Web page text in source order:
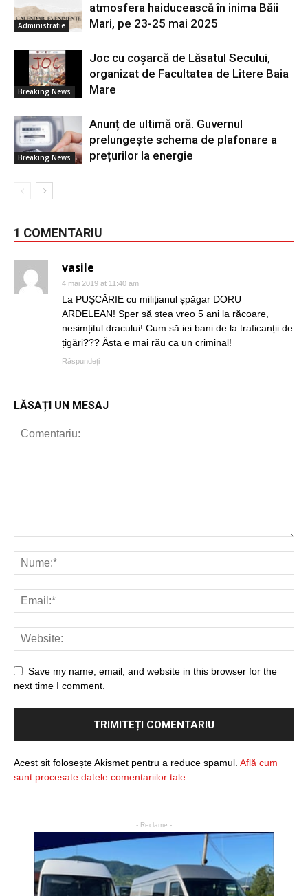
Administratie
atmosfera haiducească în inima Băii
Mari, pe 23-25 mai 2025
Breaking News
Joc cu coșarcă de Lăsatul Secului,
organizat de Facultatea de Litere Baia
Mare
Breaking News
Anunț de ultimă oră. Guvernul
prelungește schema de plafonare a
prețurilor la energie
1 COMENTARIU
vasile
4 mai 2019 at 11:40 am
La PUȘCĂRIE cu milițianul șpăgar DORU
ARDELEAN! Sper să stea vreo 5 ani la răcoare,
nesimțitul dracului! Cum să iei bani de la traficanții de
țigări??? Ăsta e mai rău ca un criminal!
Răspundeți
LĂSAȚI UN MESAJ
Save my name, email, and website in this browser for the
next time I comment.
Acest sit folosește Akismet pentru a reduce spamul. Află cum
sunt procesate datele comentariilor tale.
- Reclame -